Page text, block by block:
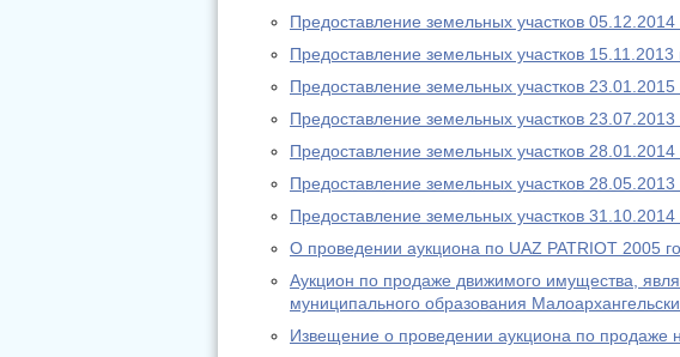
Предоставление земельных участков 05.12.2014
Предоставление земельных участков 15.11.2013
Предоставление земельных участков 23.01.2015
Предоставление земельных участков 23.07.2013
Предоставление земельных участков 28.01.2014
Предоставление земельных участков 28.05.2013
Предоставление земельных участков 31.10.2014
О проведении аукциона по UAZ PATRIOT 2005
Аукцион по продаже движимого имущества,
муниципального образования
Извещение о проведении аукциона по продаже